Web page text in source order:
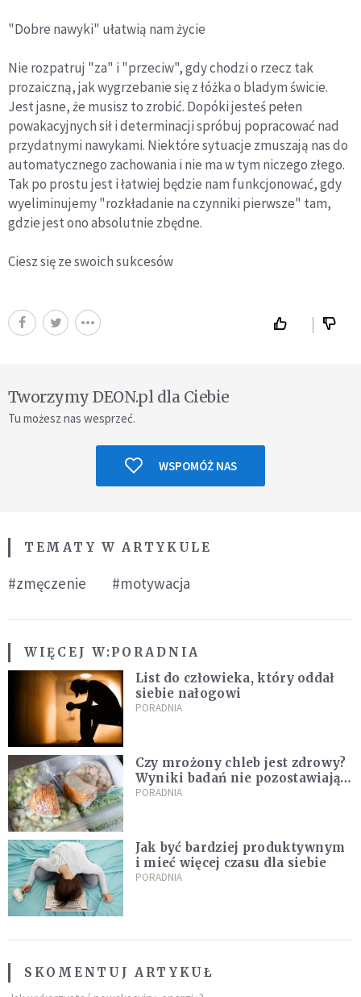
"Dobre nawyki" ułatwią nam życie
Nie rozpatruj "za" i "przeciw", gdy chodzi o rzecz tak
prozaiczną, jak wygrzebanie się z łóżka o bladym świcie.
Jest jasne, że musisz to zrobić. Dopóki jesteś pełen
powakacyjnych sił i determinacji spróbuj popracować nad
przydatnymi nawykami. Niektóre sytuacje zmuszają nas do
automatycznego zachowania i nie ma w tym niczego złego.
Tak po prostu jest i łatwiej będzie nam funkcjonować, gdy
wyeliminujemy "rozkładanie na czynniki pierwsze" tam,
gdzie jest ono absolutnie zbędne.
Ciesz się ze swoich sukcesów
Tworzymy DEON.pl dla Ciebie
Tu możesz nas wesprzeć.
WSPOMÓŻ NAS
TEMATY W ARTYKULE
#zmęczenie #motywacja
WIĘCEJ W:PORADNIA
List do człowieka, który oddał
siebie nałogowi
PORADNIA
Czy mrożony chleb jest zdrowy?
Wyniki badań nie pozostawiają
złudzeń
PORADNIA
Jak być bardziej produktywnym
i mieć więcej czasu dla siebie
PORADNIA
SKOMENTUJ ARTYKUŁ